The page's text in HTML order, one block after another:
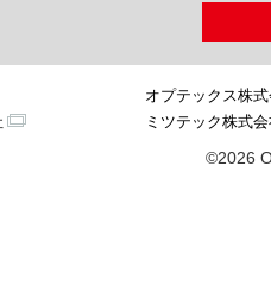
オプテックス株
ミツテック株式
©2026